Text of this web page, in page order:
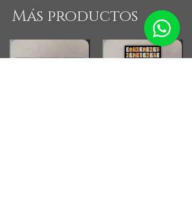
Más productos